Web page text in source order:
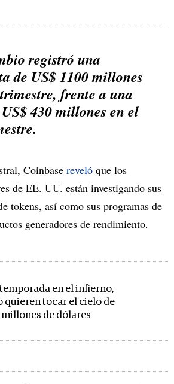
registró una
de US$ 1100 millones
frente a una
430 millones en el
Coinbase reveló que los
de EE. UU. están investigando sus
tokens, así como sus programas de
generadores de rendimiento.
en el infierno,
quieren tocar el cielo de
millones de dólares